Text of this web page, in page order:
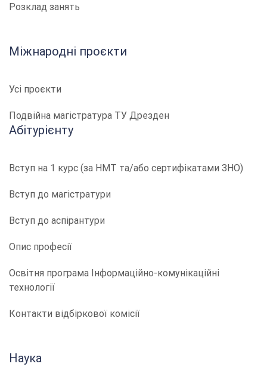
Розклад занять
Міжнародні проєкти
Усі проєкти
Подвійна магістратура ТУ Дрезден
Абітурієнту
Вступ на 1 курс (за НМТ та/або сертифікатами ЗНО)
Вступ до магістратури
Вступ до аспірантури
Опис професії
​​Освітня програма Інформаційно-комунікаційні
технології
Контакти відбіркової комісії
Наука